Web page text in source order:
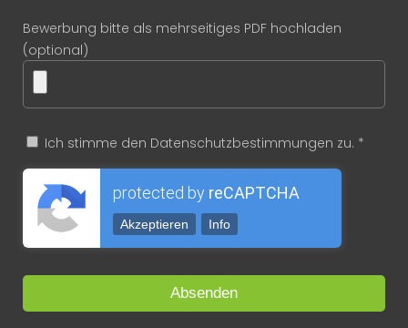
Bewerbung bitte als mehrseitiges PDF hochladen
(optional)
Ich stimme den Datenschutzbestimmungen zu. *
protected by reCAPTCHA
Akzeptieren Info